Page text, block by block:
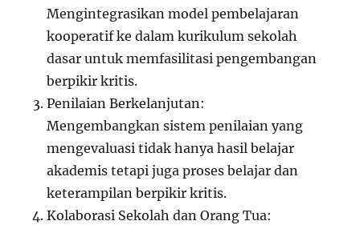
Mengintegrasikan model pembelajaran
kooperatif ke dalam kurikulum sekolah
dasar untuk memfasilitasi pengembangan
berpikir kritis.
Penilaian Berkelanjutan:
Mengembangkan sistem penilaian yang
mengevaluasi tidak hanya hasil belajar
akademis tetapi juga proses belajar dan
keterampilan berpikir kritis.
Kolaborasi Sekolah dan Orang Tua: